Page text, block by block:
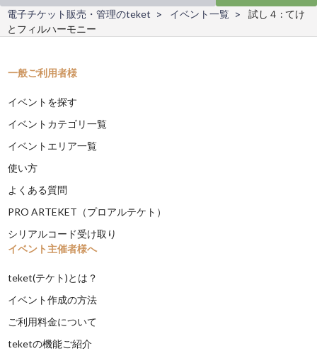
電子チケット販売・管理のteket イベント一覧
試し４ : てけ
とフィルハーモニー
一般ご利用者様
イベントを探す
イベントカテゴリ一覧
イベントエリア一覧
使い方
よくある質問
PRO ARTEKET（プロアルテケト）
シリアルコード受け取り
イベント主催者様へ
teket(テケト)とは？
イベント作成の方法
ご利用料金について
teketの機能ご紹介